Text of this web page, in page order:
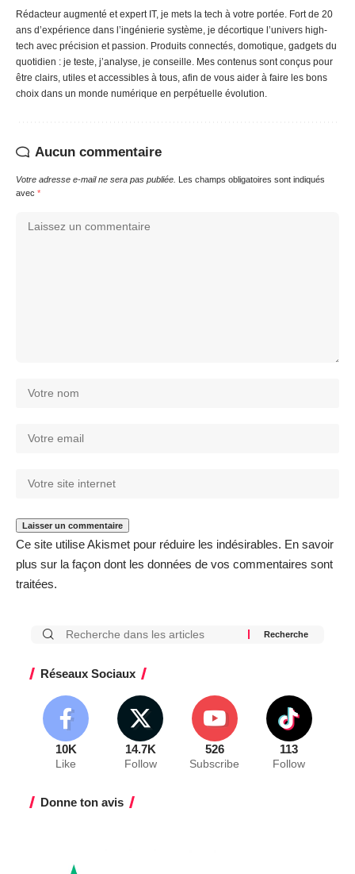
Rédacteur augmenté et expert IT, je mets la tech à votre portée. Fort de 20
ans d’expérience dans l’ingénierie système, je décortique l’univers high-
tech avec précision et passion. Produits connectés, domotique, gadgets du
quotidien : je teste, j’analyse, je conseille. Mes contenus sont conçus pour
être clairs, utiles et accessibles à tous, afin de vous aider à faire les bons
choix dans un monde numérique en perpétuelle évolution.
Aucun commentaire
Votre adresse e-mail ne sera pas publiée. Les champs obligatoires sont indiqués
avec *
Ce site utilise Akismet pour réduire les indésirables. En savoir
plus sur la façon dont les données de vos commentaires sont
traitées.
Réseaux Sociaux
10K
Like
14.7K
Follow
526
Subscribe
113
Follow
Donne ton avis